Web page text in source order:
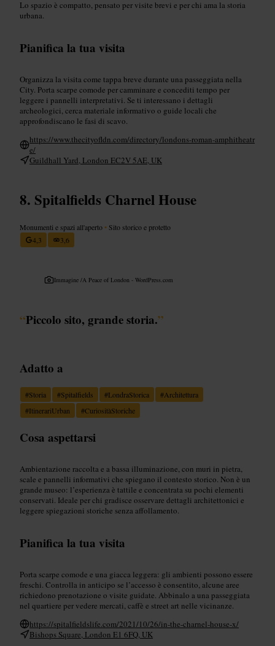
Lo spazio è compatto, pensato per visite brevi e per chi ama la storia
urbana.
Pianifica la tua visita
Organizza la visita come tappa breve durante una passeggiata nella
City. Porta scarpe comode per camminare e concediti tempo per
leggere i pannelli interpretativi. Se ti interessano i dettagli
archeologici, cerca materiale informativo o guide locali che
approfondiscano le fasi di scavo.
https://www.thecityofldn.com/directory/londons-roman-amphitheatr
e/
Guildhall Yard, London EC2V 5AE, UK
Spitalfields Charnel House
Monumenti e spazi all'aperto • Sito storico e protetto
4,3
3,6
Immagine /A Peace of London - WordPress.com
“Piccolo sito, grande storia.”
Adatto a
#Storia #Spitalfields #LondraStorica #Architettura
#ItinerariUrban #CuriositàStoriche
Cosa aspettarsi
Ambientazione raccolta e a bassa illuminazione, con muri in pietra,
scale e pannelli informativi che spiegano il contesto storico. Non è un
grande museo: l’esperienza è tattile e concentrata su pochi elementi
conservati. Ideale per chi gradisce osservare dettagli architettonici e
leggere spiegazioni storiche senza affollamento.
Pianifica la tua visita
Porta scarpe comode e una giacca leggera: gli ambienti possono essere
freschi. Controlla in anticipo se l’accesso è consentito, alcune aree
richiedono prenotazione o visite guidate. Abbinalo a una passeggiata
nel quartiere per vedere mercati, caffè e street art nelle vicinanze.
https://spitalfieldslife.com/2021/10/26/in-the-charnel-house-x/
Bishops Square, London E1 6FQ, UK